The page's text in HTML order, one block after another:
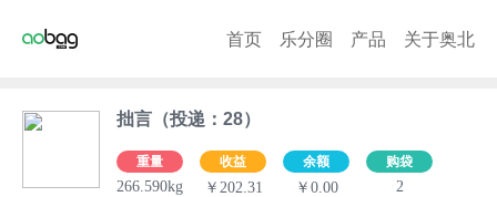
首页 乐分圈 产品 关于奥北
拙言（投递：28）
重量
266.590kg
收益
￥202.31
余额
￥0.00
购袋
2